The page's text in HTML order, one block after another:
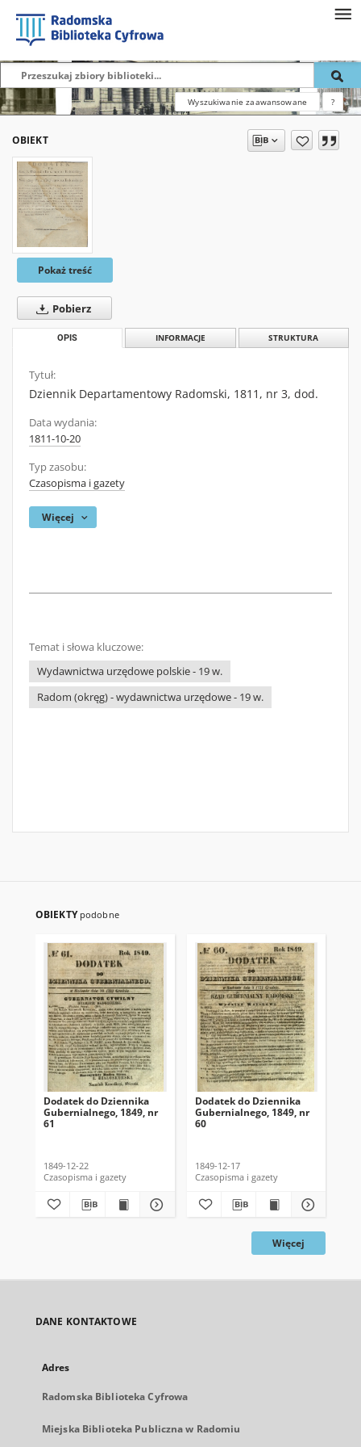
Wyszukiwanie zaawansowane ?
OBIEKT
Pokaż treść
Pobierz
OPIS INFORMACJE STRUKTURA
Tytuł:
Dziennik Departamentowy Radomski, 1811, nr 3, dod.
Data wydania:
1811-10-20
Typ zasobu:
Czasopisma i gazety
Więcej
Temat i słowa kluczowe:
Wydawnictwa urzędowe polskie - 19 w.
Radom (okręg) - wydawnictwa urzędowe - 19 w.
OBIEKTY podobne
Dodatek do Dziennika
Gubernialnego, 1849, nr
61
1849-12-22
Czasopisma i gazety
Dodatek do Dziennika
Gubernialnego, 1849, nr
60
1849-12-17
Czasopisma i gazety
Więcej
DANE KONTAKTOWE
Adres
Radomska Biblioteka Cyfrowa
Miejska Biblioteka Publiczna w Radomiu